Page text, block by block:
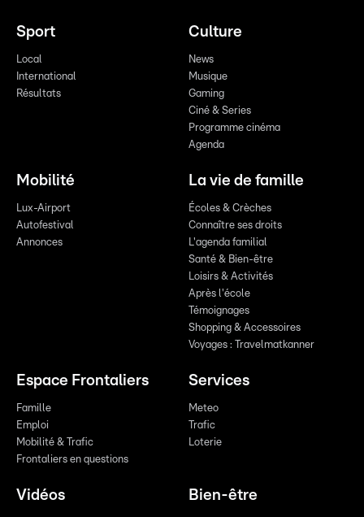
Sport
Local
International
Résultats
Culture
News
Musique
Gaming
Ciné & Series
Programme cinéma
Agenda
Mobilité
Lux-Airport
Autofestival
Annonces
La vie de famille
Écoles & Crèches
Connaître ses droits
L'agenda familial
Santé & Bien-être
Loisirs & Activités
Après l'école
Témoignages
Shopping & Accessoires
Voyages : Travelmatkanner
Espace Frontaliers
Famille
Emploi
Mobilité & Trafic
Frontaliers en questions
Services
Meteo
Trafic
Loterie
Vidéos Bien-être